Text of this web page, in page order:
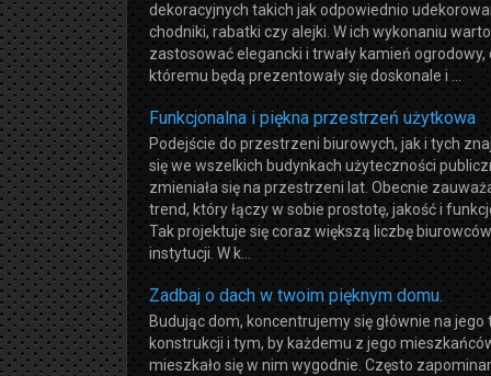
dekoracyjnych takich jak odpowiednio
chodniki, rabatki czy alejki. W ich wykonaniu warto
zastosować elegancki i trwały kamień ogrodowy,
któremu będą prezentowały się doskonale i ...
Funkcjonalna i piękna przestrzeń użytkowa
Podejście do przestrzeni biurowych, jak i tych
się we wszelkich budynkach użyteczności
zmieniała się na przestrzeni lat. Obecnie
trend, który łączy w sobie prostotę, jakość i
Tak projektuje się coraz większą liczbę
instytucji. W k...
Zadbaj o dach w twoim pięknym domu.
Budując dom, koncentrujemy się głównie na jego
konstrukcji i tym, by każdemu z jego
mieszkało się w nim wygodnie. Często